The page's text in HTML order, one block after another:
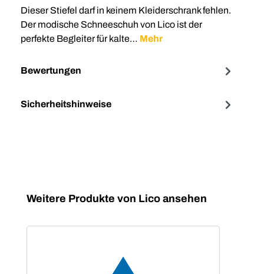
Dieser Stiefel darf in keinem Kleiderschrank fehlen.
Der modische Schneeschuh von Lico ist der
perfekte Begleiter für kalte… Mehr
Bewertungen
Sicherheitshinweise
Produktgalerie überspringen
Weitere Produkte von Lico ansehen